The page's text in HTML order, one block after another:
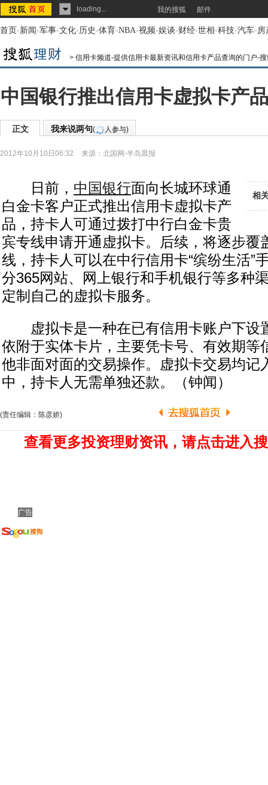
loading... 我的搜狐 邮件
首页-新闻-军事-文化-历史-体育-NBA-视频-娱谈-财经-世相-科技-汽车-房
> 信用卡频道-提供信用卡最新资讯和信用卡产品查询的门户-
中国银行推出信用卡虚拟卡产
正文 我来说两句( 人参与)
2012年10月10日06:32 来源： 北国网-半岛晨报
相
日前， 中国银行面向长城环球通
白金卡客户正式推出信用卡虚拟卡产
品，持卡人可通过拨打中行白金卡贵
宾专线申请开通虚拟卡。后续，将逐步覆
线，持卡人可以在中行信用卡“缤纷生活”
分365网站、网上银行和手机银行等多种
定制自己的虚拟卡服务。
虚拟卡是一种在已有信用卡账户下设
依附于实体卡片，主要凭卡号、有效期等
他非面对面的交易操作。虚拟卡交易均记
中，持卡人无需单独还款。（钟闻）
(责任编辑：陈彦娇)
查看更多投资理财资讯，请点击进入
广告